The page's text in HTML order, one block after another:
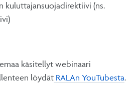
kuluttajansuojadirektiivi (ns.
käsitellyt webinaari
löydät RALAn YouTubesta.